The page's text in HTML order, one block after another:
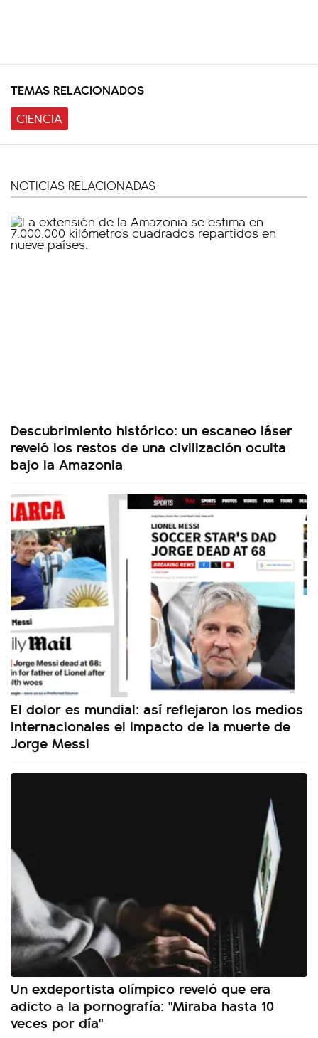
TEMAS RELACIONADOS
CIENCIA
NOTICIAS RELACIONADAS
Descubrimiento histórico: un escaneo láser
reveló los restos de una civilización oculta
bajo la Amazonia
El dolor es mundial: así reflejaron los medios
internacionales el impacto de la muerte de
Jorge Messi
Un exdeportista olímpico reveló que era
adicto a la pornografía: "Miraba hasta 10
veces por día"